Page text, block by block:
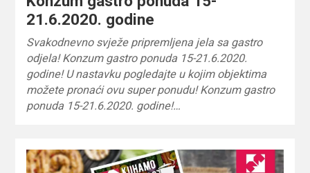
21.6.2020. godine
Svakodnevno svježe pripremljena jela sa gastro
odjela! Konzum gastro ponuda 15-21.6.2020.
godine! U nastavku pogledajte u kojim objektima
možete pronaći ovu super ponudu! Konzum gastro
ponuda 15-21.6.2020. godine!…